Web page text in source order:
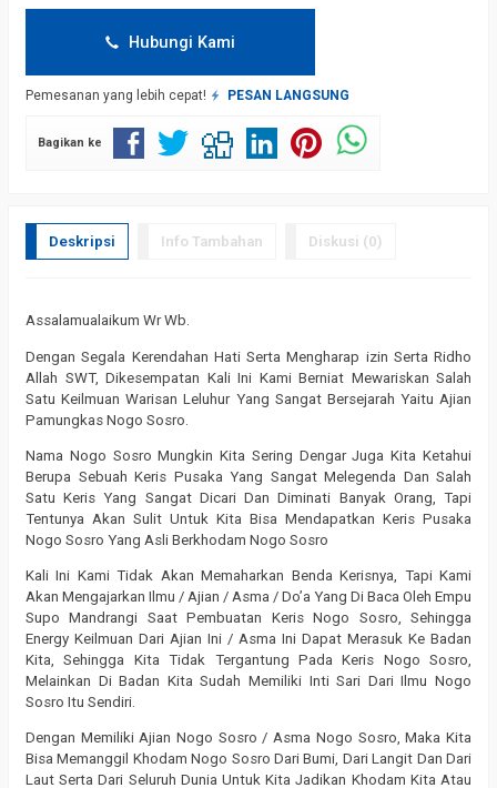
Hubungi Kami
Pemesanan yang lebih cepat! PESAN LANGSUNG
Bagikan ke
Deskripsi Info Tambahan Diskusi (0)
Assalamualaikum Wr Wb.
Dengan Segala Kerendahan Hati Serta Mengharap izin Serta Ridho
Allah SWT, Dikesempatan Kali Ini Kami Berniat Mewariskan Salah
Satu Keilmuan Warisan Leluhur Yang Sangat Bersejarah Yaitu Ajian
Pamungkas Nogo Sosro.
Nama Nogo Sosro Mungkin Kita Sering Dengar Juga Kita Ketahui
Berupa Sebuah Keris Pusaka Yang Sangat Melegenda Dan Salah
Satu Keris Yang Sangat Dicari Dan Diminati Banyak Orang, Tapi
Tentunya Akan Sulit Untuk Kita Bisa Mendapatkan Keris Pusaka
Nogo Sosro Yang Asli Berkhodam Nogo Sosro
Kali Ini Kami Tidak Akan Memaharkan Benda Kerisnya, Tapi Kami
Akan Mengajarkan Ilmu / Ajian / Asma / Do’a Yang Di Baca Oleh Empu
Supo Mandrangi Saat Pembuatan Keris Nogo Sosro, Sehingga
Energy Keilmuan Dari Ajian Ini / Asma Ini Dapat Merasuk Ke Badan
Kita, Sehingga Kita Tidak Tergantung Pada Keris Nogo Sosro,
Melainkan Di Badan Kita Sudah Memiliki Inti Sari Dari Ilmu Nogo
Sosro Itu Sendiri.
Dengan Memiliki Ajian Nogo Sosro / Asma Nogo Sosro, Maka Kita
Bisa Memanggil Khodam Nogo Sosro Dari Bumi, Dari Langit Dan Dari
Laut Serta Dari Seluruh Dunia Untuk Kita Jadikan Khodam Kita Atau